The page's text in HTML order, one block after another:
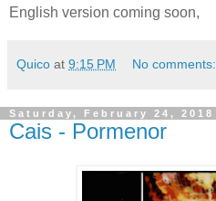
English version coming soon,
Quico at 9:15 PM No comments:
Saturday, February 24, 2018
Cais - Pormenor